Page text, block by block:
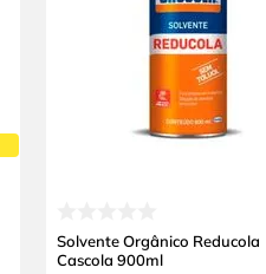
Solvente Orgânico Reducola
Cascola 900ml